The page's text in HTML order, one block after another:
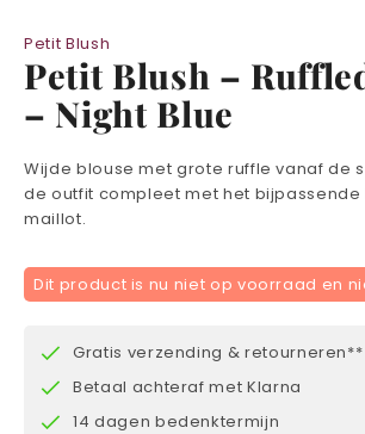
Petit Blush
Petit Blush –
– Night Blue
Wijde blouse met grote ruffle vanaf de
de outfit compleet met het
maillot.
Dit product is nu niet op voorraad en
Gratis verzending & retourneren**
Betaal achteraf met Klarna
14 dagen bedenktermijn